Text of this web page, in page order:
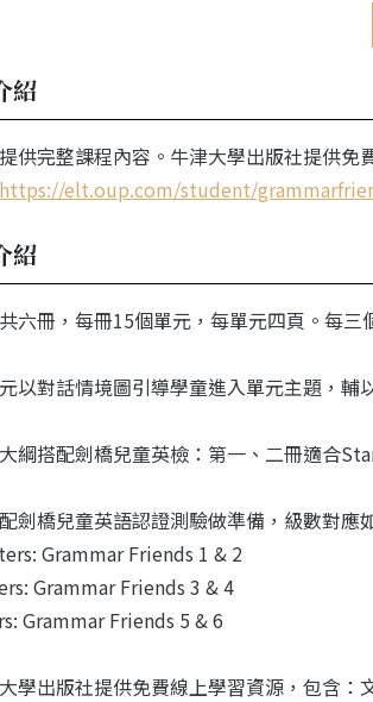
紹
供完整課程內容。牛津大學出版社提供免
https://elt.oup.com/student/
紹
六冊，每冊15個單元，每單元四頁。每三
以對話情境圖引導學童進入單元主題，輔
綱搭配劍橋兒童英檢：第一、二冊適合
劍橋兒童英語認證測驗做準備，級數對應
Grammar Friends 1 & 2
Grammar Friends 3 & 4
Grammar Friends 5 & 6
學出版社提供免費線上學習資源，包含：